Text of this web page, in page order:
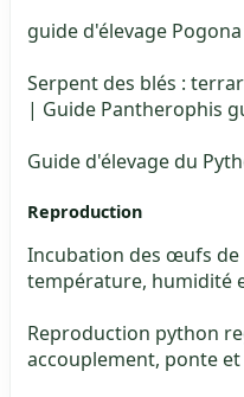
guide d'élevage Pogona
Serpent des blés :
| Guide Pantherophis
Guide d'élevage du
Reproduction
Incubation des œufs
température, humidité
Reproduction python
accouplement, ponte